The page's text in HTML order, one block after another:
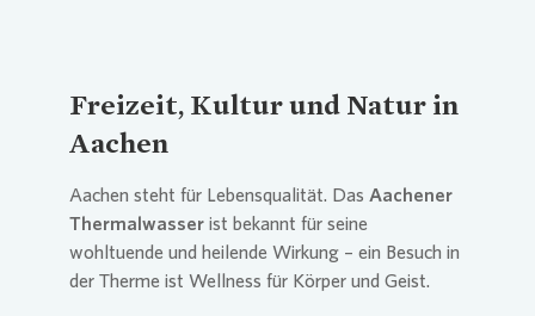
Freizeit, Kultur und Natur in
Aachen
Aachen steht für Lebensqualität. Das Aachener
Thermalwasser ist bekannt für seine
wohltuende und heilende Wirkung – ein Besuch in
der Therme ist Wellness für Körper und Geist.